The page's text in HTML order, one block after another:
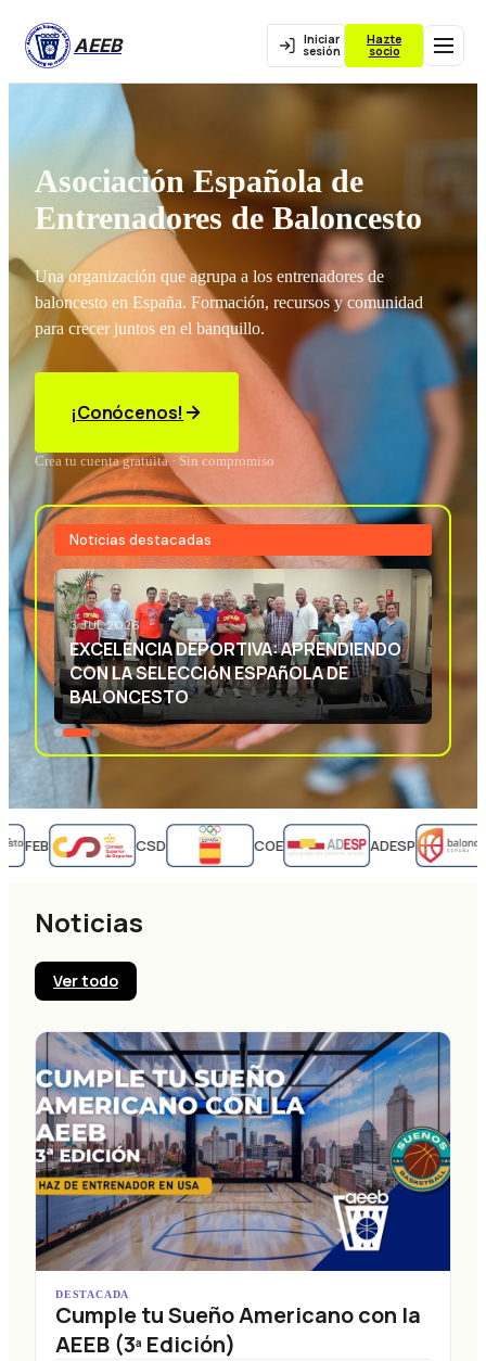
AEEB Iniciar
sesión
Hazte
socio
Asociación Española de
Entrenadores de Baloncesto
Una organización que agrupa a los entrenadores de
baloncesto en España. Formación, recursos y comunidad
para crecer juntos en el banquillo.
¡Conócenos!
Crea tu cuenta gratuita · Sin compromiso
Noticias destacadas
3 JUL 2026
EXCELENCIA DEPORTIVA: APRENDIENDO
CON LA SELECCIóN ESPAñOLA DE
BALONCESTO
FEB CSD COE ADESP
Noticias
Ver todo
DESTACADA
Cumple tu Sueño Americano con la
AEEB (3ª Edición)